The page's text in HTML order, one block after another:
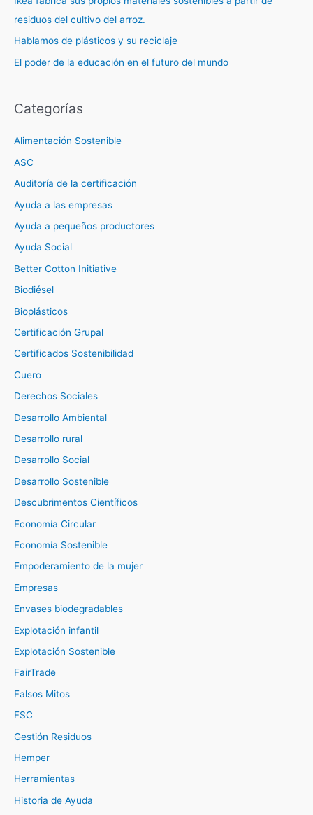
residuos del cultivo del arroz.
Hablamos de plásticos y su reciclaje
El poder de la educación en el futuro del mundo
Categorías
Alimentación Sostenible
ASC
Auditoría de la certificación
Ayuda a las empresas
Ayuda a pequeños productores
Ayuda Social
Better Cotton Initiative
Biodiésel
Bioplásticos
Certificación Grupal
Certificados Sostenibilidad
Cuero
Derechos Sociales
Desarrollo Ambiental
Desarrollo rural
Desarrollo Social
Desarrollo Sostenible
Descubrimentos Científicos
Economía Circular
Economía Sostenible
Empoderamiento de la mujer
Empresas
Envases biodegradables
Explotación infantil
Explotación Sostenible
FairTrade
Falsos Mitos
FSC
Gestión Residuos
Hemper
Herramientas
Historia de Ayuda